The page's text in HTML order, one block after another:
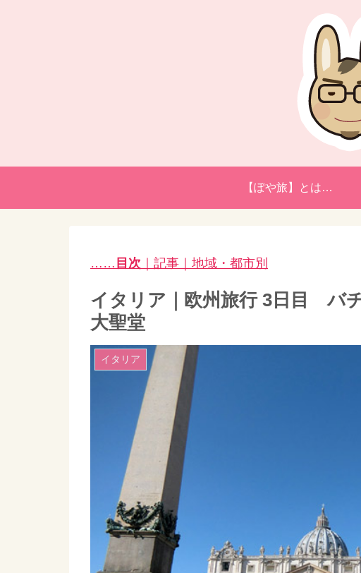
【ぽや旅】とは…
…… 目次 ｜記事｜地域・都市別
イタリア｜欧州旅行 3日目 バ
大聖堂
イタリア